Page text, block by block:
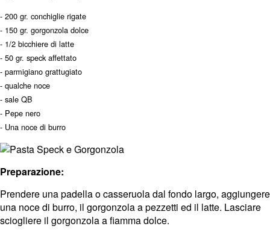
- 200 gr. conchiglie rigate
- 150 gr. gorgonzola dolce
- 1/2 bicchiere di latte
- 50 gr. speck affettato
- parmigiano grattugiato
- qualche noce
- sale QB
- Pepe nero
- Una noce di burro
Preparazione:
Prendere una padella o casseruola dal fondo largo, aggiungere
una noce di burro, il gorgonzola a pezzetti ed il latte. Lasciare
sciogliere il gorgonzola a fiamma dolce.